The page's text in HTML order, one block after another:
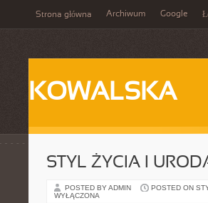
Strona główna Archiwum Google
KOWALSKA
STYL ŻYCIA I
POSTED BY ADMIN POSTED ON
WYŁĄCZONA